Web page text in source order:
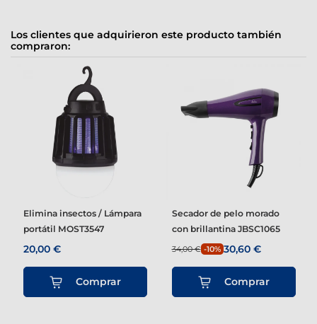
Los clientes que adquirieron este producto también
compraron:
Elimina insectos / Lámpara
portátil MOST3547
20,00 €
Comprar
Secador de pelo morado
con brillantina JBSC1065
34,00 € -10% 30,60 €
Comprar